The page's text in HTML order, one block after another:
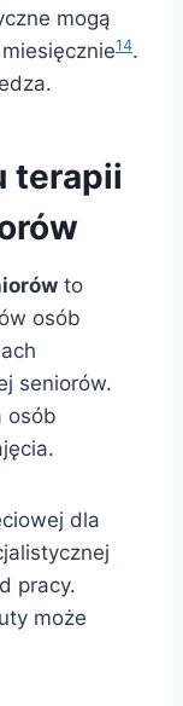
mogą
14.
terapii
to
osób
seniorów.
osób
dla
pracy.
może